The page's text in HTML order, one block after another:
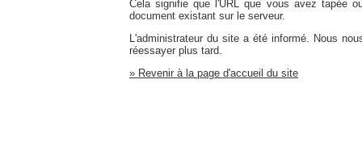
Cela signifie que l'URL que vous avez tapée
document existant sur le serveur.
L'administrateur du site a été informé. Nous
réessayer plus tard.
» Revenir à la page d'accueil du site